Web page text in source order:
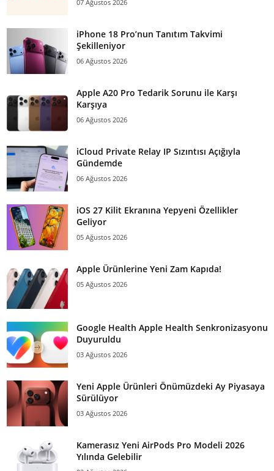
07 Ağustos 2026
iPhone 18 Pro’nun Tanıtım Takvimi
Şekilleniyor
06 Ağustos 2026
Apple A20 Pro Tedarik Sorunu ile Karşı
Karşıya
06 Ağustos 2026
iCloud Private Relay IP Sızıntısı Açığıyla
Gündemde
06 Ağustos 2026
iOS 27 Kilit Ekranına Yepyeni Özellikler
Geliyor
05 Ağustos 2026
Apple Ürünlerine Yeni Zam Kapıda!
05 Ağustos 2026
Google Health Apple Health Senkronizasyonu
Duyuruldu
03 Ağustos 2026
Yeni Apple Ürünleri Önümüzdeki Ay Piyasaya
Sürülüyor
03 Ağustos 2026
Kamerasız Yeni AirPods Pro Modeli 2026
Yılında Gelebilir